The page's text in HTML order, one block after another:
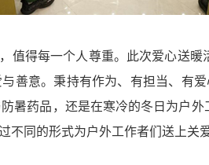
值得每一个人尊重。此次爱心送
善意。秉持有作为、有担当、有
暑药品，还是在寒冷的冬日为户
同的形式为户外工作者们送上关